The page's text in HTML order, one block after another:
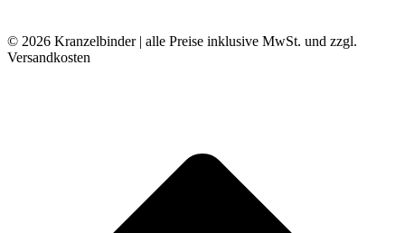
© 2026 Kranzelbinder | alle Preise inklusive MwSt. und zzgl.
Versandkosten